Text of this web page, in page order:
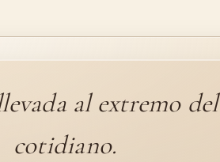
al extremo
cotidiano.